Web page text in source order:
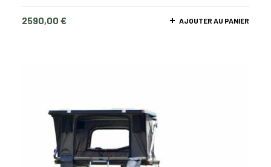
2590,00 € AJOUTER AU PANIER